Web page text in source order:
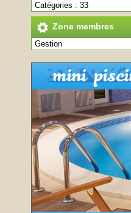
Catégories : 33
Zone membres
Gestion